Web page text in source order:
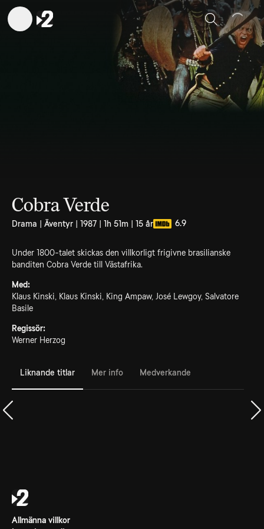
Sök
Cobra Verde
Drama | Äventyr | 1987 | 1h 51m | 15 år 6.9
Under 1800-talet skickas den villkorligt frigivne brasilianske
banditen Cobra Verde till Västafrika.
Med:
Klaus Kinski, Klaus Kinski, King Ampaw, José Lewgoy, Salvatore
Basile
Regissör:
Werner Herzog
Liknande titlar Mer info Medverkande
Allmänna villkor